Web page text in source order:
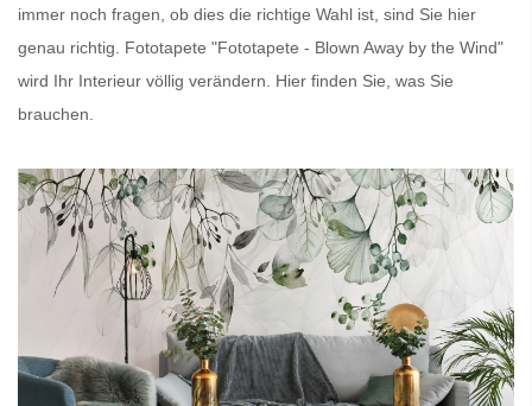
immer noch fragen, ob dies die richtige Wahl ist, sind Sie hier
genau richtig. Fototapete "Fototapete - Blown Away by the Wind"
wird Ihr Interieur völlig verändern. Hier finden Sie, was Sie
brauchen.